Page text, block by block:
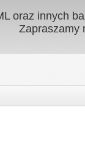
oraz innych
Zapraszamy